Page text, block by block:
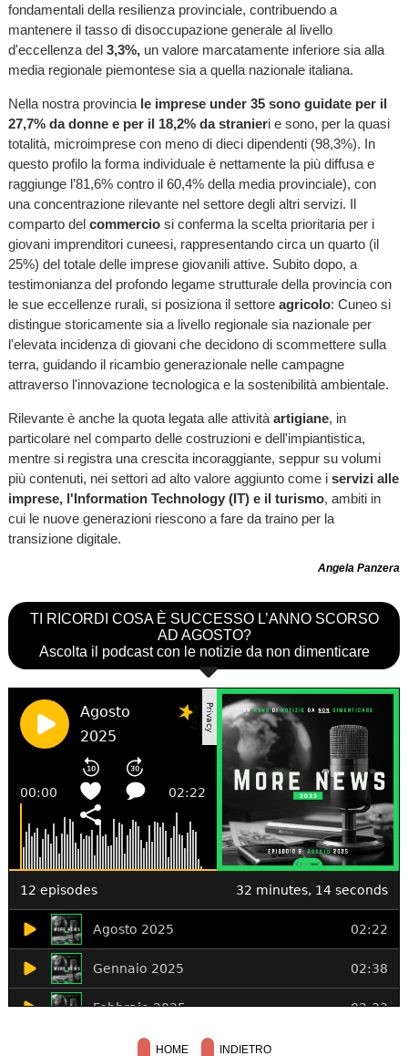
fondamentali della resilienza provinciale, contribuendo a
mantenere il tasso di disoccupazione generale al livello
d'eccellenza del 3,3%,un valore marcatamente inferiore sia alla
media regionale piemontese sia a quella nazionale italiana.
Nella nostra provinciale imprese under 35 sono guidate per il
27,7% da donne e per il 18,2% da stranieri e sono, per la quasi
totalità, microimprese con meno di dieci dipendenti (98,3%). In
questo profilo la forma individuale è nettamente la più diffusa e
raggiunge l’81,6% contro il 60,4% della media provinciale), con
una concentrazione rilevante nel settore degli altri servizi. Il
comparto del commerciosi conferma la scelta prioritaria per i
giovani imprenditori cuneesi, rappresentando circa un quarto (il
25%) del totale delle imprese giovanili attive. Subito dopo, a
testimonianza del profondo legame strutturale della provincia con
le sue eccellenze rurali, si posiziona il settore agricolo: Cuneo si
distingue storicamente sia a livello regionale sia nazionale per
l'elevata incidenza di giovani che decidono di scommettere sulla
terra, guidando il ricambio generazionale nelle campagne
attraverso l'innovazione tecnologica e la sostenibilità ambientale.
Rilevante è anche la quota legata alle attività artigiane, in
particolare nel comparto delle costruzioni e dell'impiantistica,
mentre si registra una crescita incoraggiante, seppur su volumi
più contenuti, nei settori ad alto valore aggiunto come i servizi alle
imprese, l'Information Technology (IT) e il turismo, ambiti in
cui le nuove generazioni riescono a fare da traino per la
transizione digitale.
Angela Panzera
TI RICORDI COSA È SUCCESSO L’ANNO SCORSO
AD AGOSTO?
Ascolta il podcast con le notizie da non dimenticare
HOME INDIETRO